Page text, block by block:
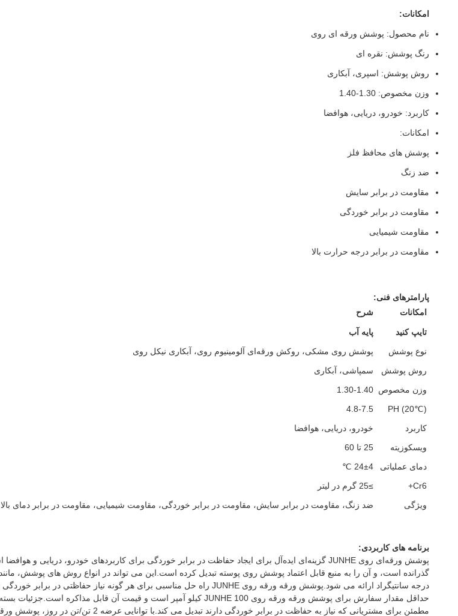
امکانات:
نام محصول: پوشش ورقه ای روی
رنگ پوشش: نقره ای
روش پوشش: اسپری، آبکاری
وزن مخصوص: 1.30-1.40
کاربرد: خودرو، دریایی، هوافضا
امکانات:
پوشش های محافظ فلز
ضد زنگ
مقاومت در برابر سایش
مقاومت در برابر خوردگی
مقاومت شیمیایی
مقاومت در برابر درجه حرارت بالا
پارامترهای فنی:
امکانات
شرح
تایپ کنید
پایه آب
نوع پوشش
پوشش روی مشکی، روکش ورقه‌ای آلومینیوم روی، آبکاری نیکل روی
روش پوشش
سمپاشی، آبکاری
وزن مخصوص 1.30-1.40
PH (20℃)
4.8-7.5
کاربرد
خودرو، دریایی، هوافضا
ویسکوزیته
25 تا 60
دمای عملیاتی
24±4 ℃
Cr6+
≥25 گرم در لیتر
ویژگی
ضد زنگ، مقاومت در برابر سایش، مقاومت در برابر خوردگی، مقاومت شیمیایی، مقاومت در برابر دمای بالا
برنامه های کاربردی:
درجه سانتیگراد ارائه می شود.پوشش ورقه ورقه روی JUNHE راه حل مناسبی برای هر گونه نیاز حفاظتی در برابر خوردگی و همچنین پوشش روی سیاه و سایر الزامات پوشش روی پوسته است.